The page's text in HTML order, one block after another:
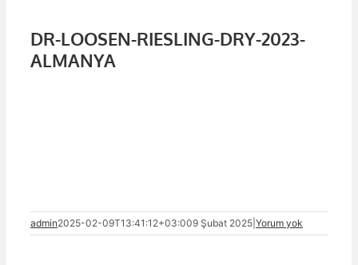
DR-LOOSEN-RIESLING-DRY-2023-
ALMANYA
admin2025-02-09T13:41:12+03:009 Şubat 2025 Yorum yok